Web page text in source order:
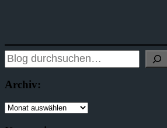
Archiv: